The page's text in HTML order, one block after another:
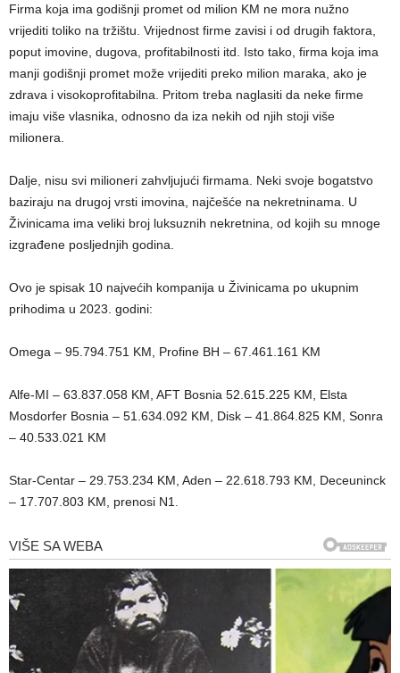
Firma koja ima godišnji promet od milion KM ne mora nužno
vrijediti toliko na tržištu. Vrijednost firme zavisi i od drugih faktora,
poput imovine, dugova, profitabilnosti itd. Isto tako, firma koja ima
manji godišnji promet može vrijediti preko milion maraka, ako je
zdrava i visokoprofitabilna. Pritom treba naglasiti da neke firme
imaju više vlasnika, odnosno da iza nekih od njih stoji više
milionera.
Dalje, nisu svi milioneri zahvljujući firmama. Neki svoje bogatstvo
baziraju na drugoj vrsti imovina, najčešće na nekretninama. U
Živinicama ima veliki broj luksuznih nekretnina, od kojih su mnoge
izgrađene posljednjih godina.
Ovo je spisak 10 najvećih kompanija u Živinicama po ukupnim
prihodima u 2023. godini:
Omega – 95.794.751 KM, Profine BH – 67.461.161 KM
Alfe-MI – 63.837.058 KM, AFT Bosnia 52.615.225 KM, Elsta
Mosdorfer Bosnia – 51.634.092 KM, Disk – 41.864.825 KM, Sonra
– 40.533.021 KM
Star-Centar – 29.753.234 KM, Aden – 22.618.793 KM, Deceuninck
– 17.707.803 KM, prenosi N1.